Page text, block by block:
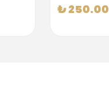
₺ 250.00